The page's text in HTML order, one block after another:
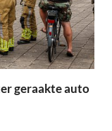
geraakte auto